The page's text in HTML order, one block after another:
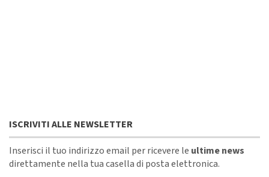
ISCRIVITI ALLE NEWSLETTER
Inserisci il tuo indirizzo email per ricevere le ultime news
direttamente nella tua casella di posta elettronica.